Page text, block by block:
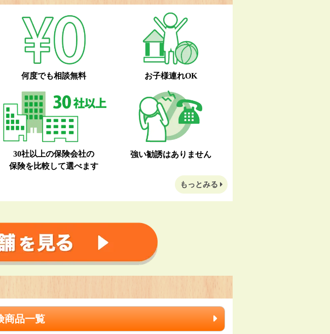
何度でも相談無料 お子様連れOK
30社以上の保険会社の
保険を比較して選べます
強い勧誘はありません
もっとみる
商品一覧